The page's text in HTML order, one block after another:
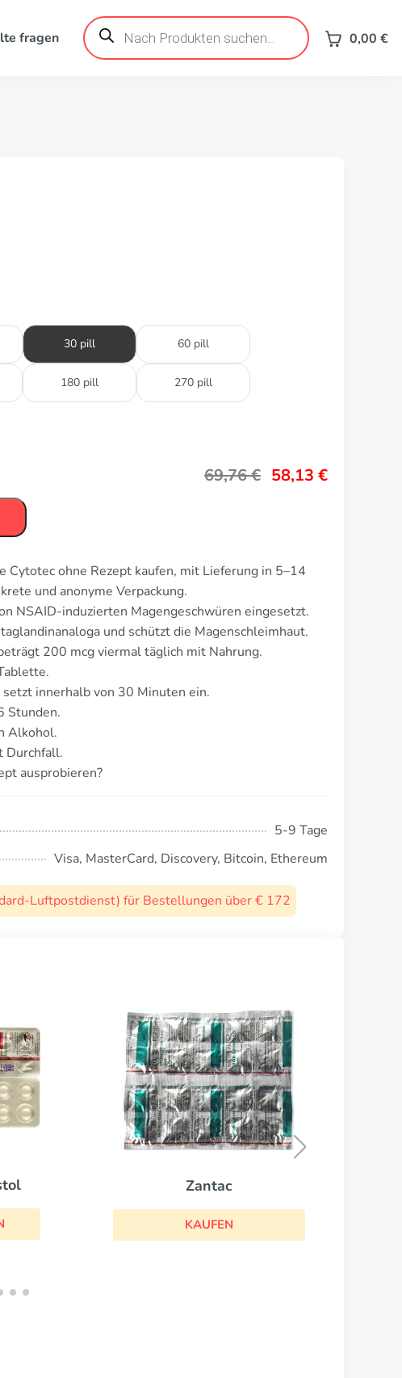
fragen
Products
search 0,00 €
30 pill 60 pill
180 pill 270 pill
69,76€ 58,13 €
Cytotec ohne Rezept kaufen, mit Lieferung in 5–14
und anonyme Verpackung.
NSAID-induzierten Magengeschwüren eingesetzt.
und schützt die Magenschleimhaut.
200 mcg viermal täglich mit Nahrung.
innerhalb von 30 Minuten ein.
Stunden.
Alkohol.
Durchfall.
ausprobieren?
5-9 Tage
Visa, MasterCard, Discovery, Bitcoin, Ethereum
Luftpostdienst) für Bestellungen über € 172
Paspertin
KAUFEN